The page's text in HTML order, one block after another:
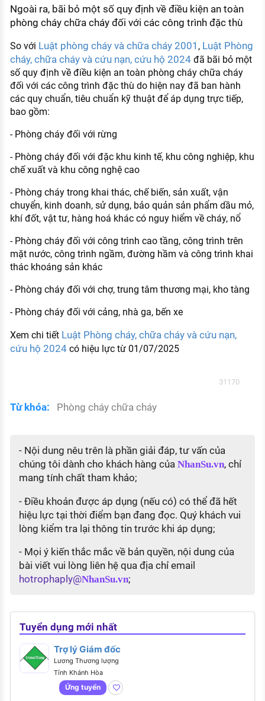
Ngoài ra, bãi bỏ một số quy định về điều kiện an toàn
phòng cháy chữa cháy đối với các công trình đặc thù
So với Luật phòng cháy và chữa cháy 2001 , Luật Phòng
cháy, chữa cháy và cứu nạn, cứu hộ 2024đã bãi bỏ một
số quy định về điều kiện an toàn phòng cháy chữa cháy
đối với các công trình đặc thù do hiện nay đã ban hành
các quy chuẩn, tiêu chuẩn kỹ thuật để áp dụng trực tiếp,
bao gồm:
- Phòng cháy đối với rừng
- Phòng cháy đối với đặc khu kinh tế, khu công nghiệp, khu
chế xuất và khu công nghệ cao
- Phòng cháy trong khai thác, chế biến, sản xuất, vận
chuyển, kinh doanh, sử dụng, bảo quản sản phẩm dầu mỏ,
khí đốt, vật tư, hàng hoá khác có nguy hiểm về cháy, nổ
- Phòng cháy đối với công trình cao tầng, công trình trên
mặt nước, công trình ngầm, đường hầm và công trình khai
thác khoáng sản khác
- Phòng cháy đối với chợ, trung tâm thương mại, kho tàng
- Phòng cháy đối với cảng, nhà ga, bến xe
Xem chi tiết Luật Phòng cháy, chữa cháy và cứu nạn,
cứu hộ 2024có hiệu lực từ 01/07/2025
31170
Từ khóa: Phòng cháy chữa cháy
- Nội dung nêu trên là phần giải đáp, tư vấn của
chúng tôi dành cho khách hàng của NhanSu.vn, chỉ
mang tính chất tham khảo;
- Điều khoản được áp dụng (nếu có) có thể đã hết
hiệu lực tại thời điểm bạn đang đọc. Quý khách vui
lòng kiểm tra lại thông tin trước khi áp dụng;
- Mọi ý kiến thắc mắc về bản quyền, nội dung của
bài viết vui lòng liên hệ qua địa chỉ email
hotrophaply@NhanSu.vn;
Tuyển dụng mới nhất
Trợ lý Giám đốc
Lương Thương lượng
Tỉnh Khánh Hòa
Ứng tuyển